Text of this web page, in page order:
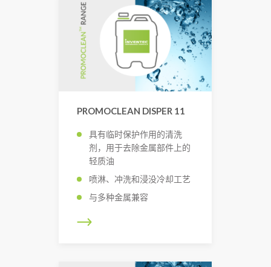
PROMOCLEAN DISPER 11
具有临时保护作用的清洗
剂，用于去除金属部件上的
轻质油
喷淋、冲洗和浸没冷却工艺
与多种金属兼容